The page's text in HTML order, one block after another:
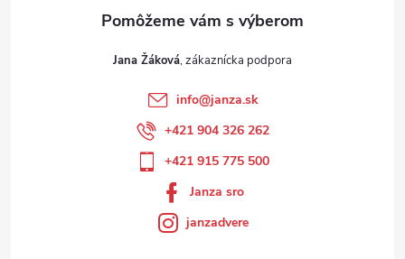
Jana Žáková
info@janza.sk
+421 904 326 262
+421 915 775 500
Janza sro
janzadvere